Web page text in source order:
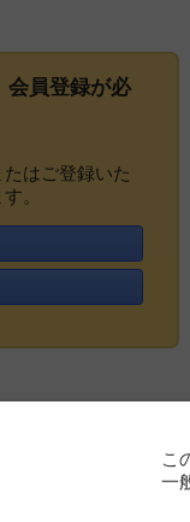
会員登録が必
はご登録いた
。
こ
一